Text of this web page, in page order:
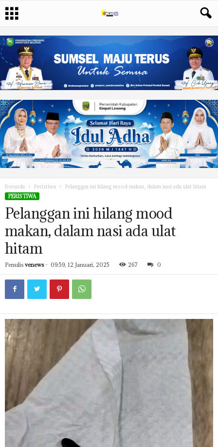
Beranda Peristiwa Pelanggan ini hilang mood makan, dalam nasi ada ulat hitam
PERISTIWA
Pelanggan ini hilang mood
makan, dalam nasi ada ulat
hitam
Penulis venews- 09:59, 12 Januari, 2025 267 0